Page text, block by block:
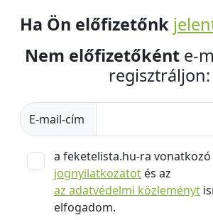
Ha Ön előfizetőnk
Nem előfizetőként e-
regisztráljon:
E-mail-cím
a feketelista.hu-ra vonatkozó
jognyilatkozatot és az
az adatvédelmi közleményt
elfogadom.